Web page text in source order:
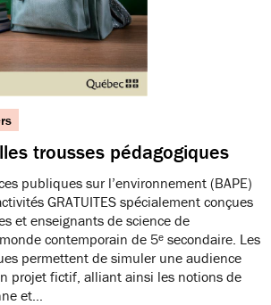
trousses pédagogiques
publiques sur l’environnement (BAPE)
GRATUITES spécialement conçues
et enseignants de science de
contemporain de 5ᵉ secondaire. Les
permettent de simuler une audience
projet fictif, alliant ainsi les notions de
et…